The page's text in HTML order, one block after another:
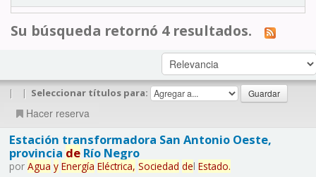
Su búsqueda retornó 4 resultados.
| | Seleccionar títulos para:
Hacer reserva
Estación transformadora San Antonio Oeste,
provincia deRío Negro
por Agua y Energía Eléctrica, Sociedad del Estado.